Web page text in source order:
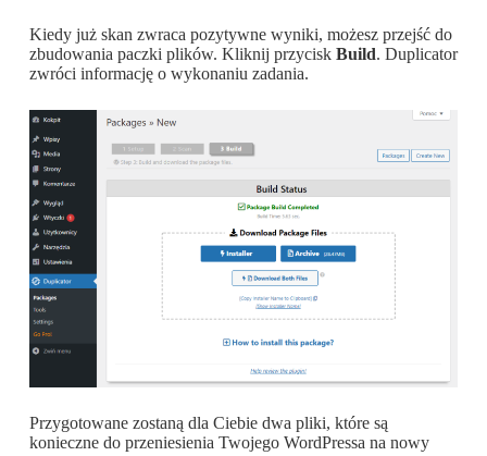
Kiedy już skan zwraca pozytywne wyniki, możesz przejść do
zbudowania paczki plików. Kliknij przycisk Build. Duplicator
zwróci informację o wykonaniu zadania.
Przygotowane zostaną dla Ciebie dwa pliki, które są
konieczne do przeniesienia Twojego WordPressa na nowy